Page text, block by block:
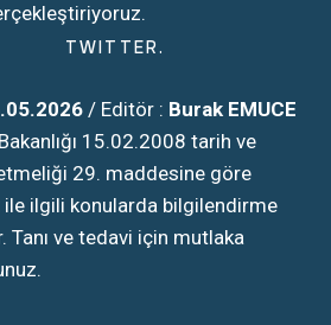
TWITTER
/ Editör : Burak EMUCE
15.02.2008 tarih ve
29. maddesine göre
ilgili konularda bilgilendirme
Tanı ve tedavi için mutlaka